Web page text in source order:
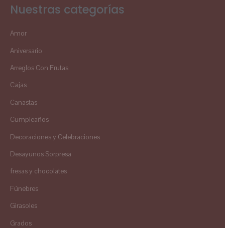
Nuestras categorías
Amor
Aniversario
Arreglos Con Frutas
Cajas
Canastas
Cumpleaños
Decoraciones y Celebraciones
Desayunos Sorpresa
fresas y chocolates
Fúnebres
Girasoles
Grados